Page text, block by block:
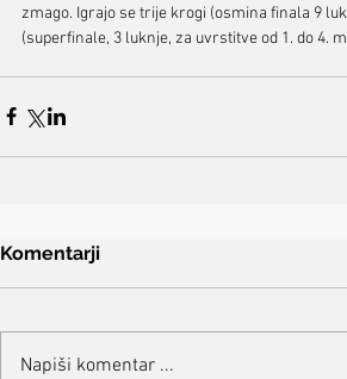
zmago. Igrajo se trije krogi (osmina finala 9
(superfinale, 3 luknje, za uvrstitve od 1. do 4.
Komentarji
Napiši komentar ...